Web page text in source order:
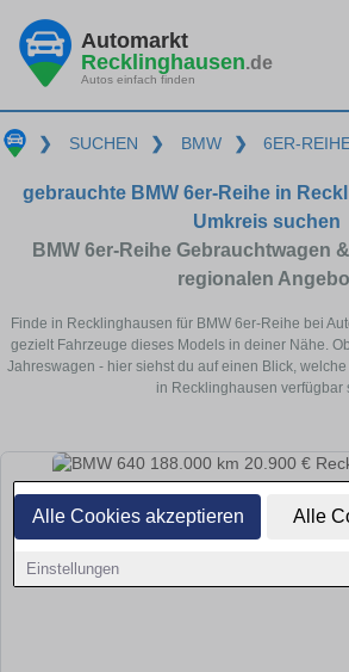
Alle Cookies akzeptieren Alle
Einstellungen
Automarkt
Recklinghausen.de
Autos einfach finden
❯ SUCHEN ❯ BMW ❯ 6ER-
gebrauchte BMW 6er-Reihe in
Umkreis suchen
BMW 6er-Reihe Gebrauchtwagen
regionalen
Finde in Recklinghausen für BMW 6er-Reihe bei
gezielt Fahrzeuge dieses Models in deiner Nähe.
Jahreswagen - hier siehst du auf einen Blick,
in Recklinghausen verfügbar